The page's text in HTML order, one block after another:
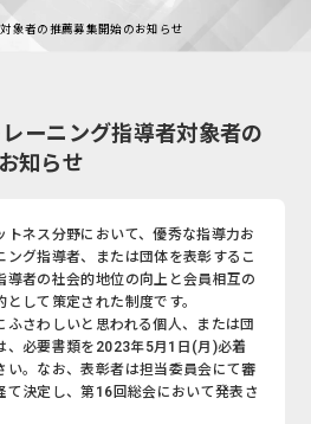
象者の推薦募集開始のお知らせ
ーニング指導者対象者の
知らせ
トネス分野において、優秀な指導力お
ング指導者、または団体を表彰するこ
導者の社会的地位の向上と会員相互の
して策定された制度です。
ふさわしいと思われる個人、または団
、必要書類を2023年5月1日(月)必着
い。なお、表彰者は担当委員会にて審
て決定し、第16回総会において発表さ